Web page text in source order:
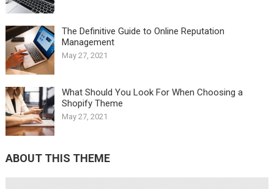
The Definitive Guide to Online Reputation
Management
May 27, 2021
What Should You Look For When Choosing a
Shopify Theme
May 27, 2021
ABOUT THIS THEME